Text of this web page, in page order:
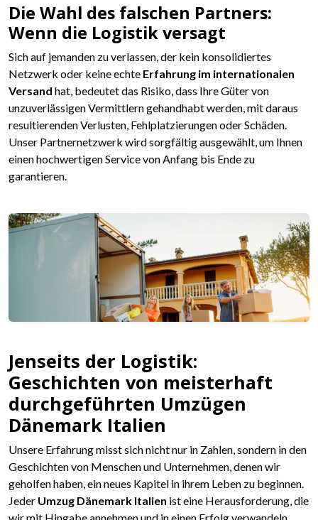
Die Wahl des falschen Partners:
Wenn die Logistik versagt
Sich auf jemanden zu verlassen, der kein konsolidiertes
Netzwerk oder keine echte Erfahrung im internationalen
Versand hat, bedeutet das Risiko, dass Ihre Güter von
unzuverlässigen Vermittlern gehandhabt werden, mit daraus
resultierenden Verlusten, Fehlplatzierungen oder Schäden.
Unser Partnernetzwerk wird sorgfältig ausgewählt, um Ihnen
einen hochwertigen Service von Anfang bis Ende zu
garantieren.
Jenseits der Logistik:
Geschichten von meisterhaft
durchgeführten Umzügen
Dänemark Italien
Unsere Erfahrung misst sich nicht nur in Zahlen, sondern in den
Geschichten von Menschen und Unternehmen, denen wir
geholfen haben, ein neues Kapitel in ihrem Leben zu beginnen.
Jeder Umzug Dänemark Italien ist eine Herausforderung, die
wir mit Hingabe annehmen und in einen Erfolg verwandeln.